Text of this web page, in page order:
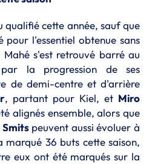
qualifié cette année, sauf que
l'essentiel obtenue sans
s'est retrouvé barré au
la progression de ses
de demi-centre et d'arrière
, partant pour Kiel, et Miro
alignés ensemble, alors que
Smitspeuvent aussi évoluer à
marqué 36 buts cette saison,
eux ont été marqués sur la